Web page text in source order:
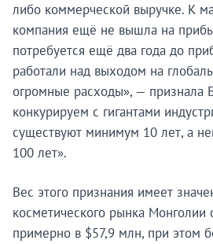
либо коммерческой выручке. К
компания ещё не вышла на
потребуется ещё два года до
работали над выходом на
огромные расходы», — признала
конкурируем с гигантами
существуют минимум 10 лет, а
100 лет».
Вес этого признания имеет
косметического рынка Монголии
примерно в $57,9 млн, при этом